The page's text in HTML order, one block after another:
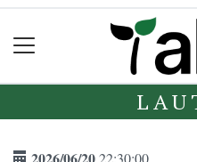
2026/06/2022:30:00